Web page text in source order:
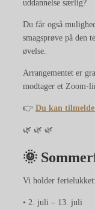
uddannelse særlig?
Du får også
smagsprøve på den
øvelse.
Arrangementet er
modtager et Zoom-
👉 Du kan
🌿 🌿 🌿
🌞
Vi holder ferielukket:
• 2. juli – 13. juli